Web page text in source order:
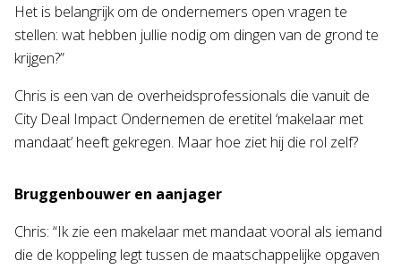
Het is belangrijk om de ondernemers open vragen te
stellen: wat hebben jullie nodig om dingen van de grond te
krijgen?”
Chris is een van de overheidsprofessionals die vanuit de
City Deal Impact Ondernemen de eretitel ‘makelaar met
mandaat’ heeft gekregen. Maar hoe ziet hij die rol zelf?
Bruggenbouwer en aanjager
Chris: “Ik zie een makelaar met mandaat vooral als iemand
die de koppeling legt tussen de maatschappelijke opgaven